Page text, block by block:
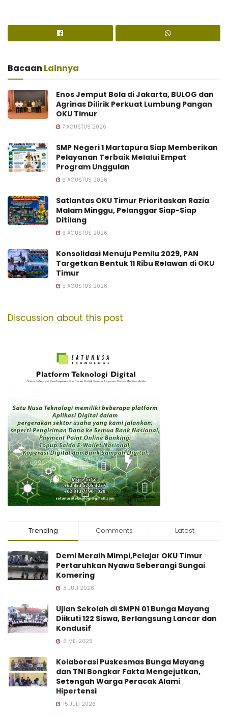
Bacaan Lainnya
Enos Jemput Bola di Jakarta, BULOG dan
Agrinas Dilirik Perkuat Lumbung Pangan
OKU Timur
7 AGUSTUS 2026
SMP Negeri 1 Martapura Siap Memberikan
Pelayanan Terbaik Melalui Empat
Program Unggulan
6 AGUSTUS 2026
Satlantas OKU Timur Prioritaskan Razia
Malam Minggu, Pelanggar Siap-Siap
Ditilang
6 AGUSTUS 2026
Konsolidasi Menuju Pemilu 2029, PAN
Targetkan Bentuk 11 Ribu Relawan di OKU
Timur
5 AGUSTUS 2026
Discussion about this post
Trending Comments Latest
Demi Meraih Mimpi,Pelajar OKU Timur
Pertaruhkan Nyawa Seberangi Sungai
Komering
8 JULI 2026
Ujian Sekolah di SMPN 01 Bunga Mayang
Diikuti 122 Siswa, Berlangsung Lancar dan
Kondusif
6 MEI 2026
Kolaborasi Puskesmas Bunga Mayang
dan TNI Bongkar Fakta Mengejutkan,
Setengah Warga Peracak Alami
Hipertensi
15 JULI 2026